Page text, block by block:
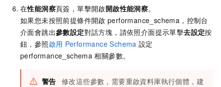
在性能洞察頁簽，單擊開啟開啟性能洞察。
如果您未按照前提條件開啟 performance_schema，控制台
介面會跳出參數設定對話方塊，請依照介面提示單擊去設定按
鈕，參照啟用 Performance Schema 設定
performance_schema 相關參數。
警告 修改這些參數，需要重啟資料庫執行個體，建